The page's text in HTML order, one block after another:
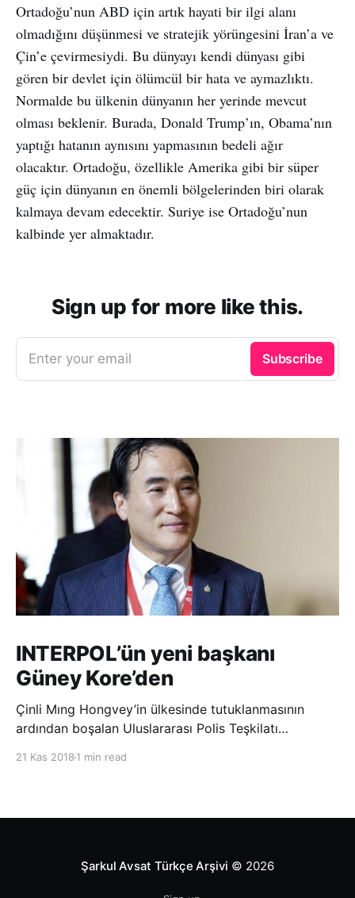
Ortadoğu’nun ABD için artık hayati bir ilgi alanı
olmadığını düşünmesi ve stratejik yörüngesini İran’a ve
Çin’e çevirmesiydi. Bu dünyayı kendi dünyası gibi
gören bir devlet için ölümcül bir hata ve aymazlıktı.
Normalde bu ülkenin dünyanın her yerinde mevcut
olması beklenir. Burada, Donald Trump’ın, Obama’nın
yaptığı hatanın aynısını yapmasının bedeli ağır
olacaktır. Ortadoğu, özellikle Amerika gibi bir süper
güç için dünyanın en önemli bölgelerinden biri olarak
kalmaya devam edecektir. Suriye ise Ortadoğu’nun
kalbinde yer almaktadır.
Sign up for more like this.
Enter your email Subscribe
INTERPOL’ün yeni başkanı
Güney Kore’den
Çinli Mıng Hongvey’in ülkesinde tutuklanmasının
ardından boşalan Uluslararası Polis Teşkilatı
21 Kas 2018 1 min read
Şarkul Avsat Türkçe Arşivi © 2026